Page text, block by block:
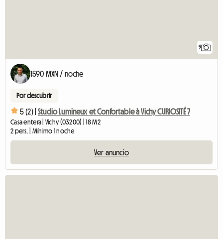
9
1590 MXN / noche
Por descubrir
5 (2) | Studio Lumineux et Confortable à Vichy CURIOSITÉ 7
Casa entera | Vichy (03200) | 18 M2
2 pers. | Mínimo 1 noche
Ver anuncio